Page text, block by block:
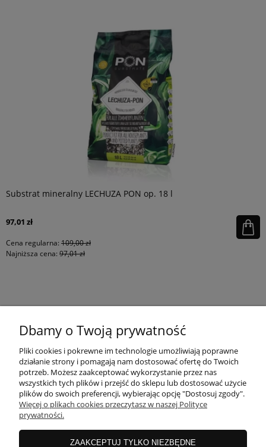
Substrat mineralny LECHUZA PON op. 18 l
97,01 zł
Cena regularna: 109,00 zł
Najniższa cena: 97,01 zł
MOJE KONTO
PŁATNOŚCI I DOSTAWA
INFORMACJE
Dbamy o Twoją prywatność
Pliki cookies i pokrewne im technologie umożliwiają poprawne
działanie strony i pomagają nam dostosować ofertę do Twoich
potrzeb. Możesz zaakceptować wykorzystanie przez nas
wszystkich tych plików i przejść do sklepu lub dostosować użycie
plików do swoich preferencji, wybierając opcję "Dostosuj zgody".
Więcej o plikach cookies przeczytasz w naszej Polityce
prywatności.
ZAAKCEPTUJ TYLKO NIEZBĘDNE